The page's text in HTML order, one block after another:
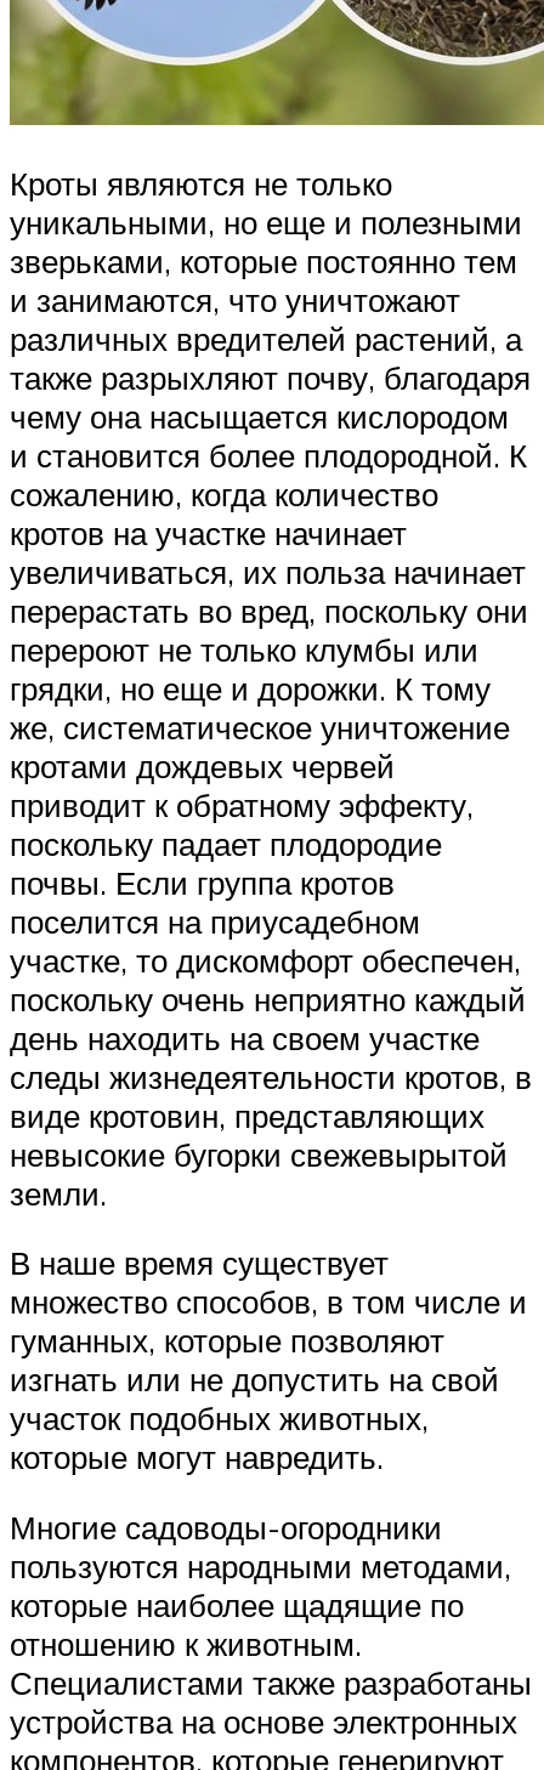
Кроты являются не только
уникальными, но еще и полезными
зверьками, которые постоянно тем
и занимаются, что уничтожают
различных вредителей растений, а
также разрыхляют почву, благодаря
чему она насыщается кислородом
и становится более плодородной. К
сожалению, когда количество
кротов на участке начинает
увеличиваться, их польза начинает
перерастать во вред, поскольку они
перероют не только клумбы или
грядки, но еще и дорожки. К тому
же, систематическое уничтожение
кротами дождевых червей
приводит к обратному эффекту,
поскольку падает плодородие
почвы. Если группа кротов
поселится на приусадебном
участке, то дискомфорт обеспечен,
поскольку очень неприятно каждый
день находить на своем участке
следы жизнедеятельности кротов, в
виде кротовин, представляющих
невысокие бугорки свежевырытой
земли.
В наше время существует
множество способов, в том числе и
гуманных, которые позволяют
изгнать или не допустить на свой
участок подобных животных,
которые могут навредить.
Многие садоводы-огородники
пользуются народными методами,
которые наиболее щадящие по
отношению к животным.
Специалистами также разработаны
устройства на основе электронных
компонентов, которые генерируют